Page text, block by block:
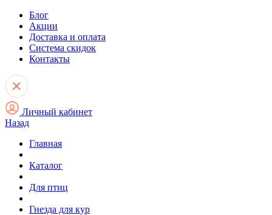
Блог
Акции
Доставка и оплата
Система скидок
Контакты
Личный кабинет
Назад
Главная
Каталог
Для птиц
Гнезда для кур